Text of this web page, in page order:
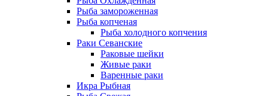
Рыба замороженная
Рыба копченая
Рыба холодного копчения
Раки Севанские
Раковые шейки
Живые раки
Варенные раки
Икра Рыбная